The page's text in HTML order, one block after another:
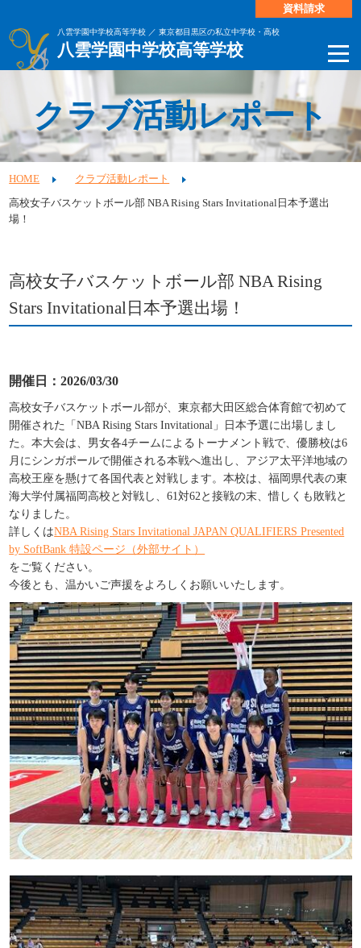
八雲学園中学校高等学校 ／ 東京都目黒区の私立中学校・高校
八雲学園中学校高等学校
資料請求
クラブ活動レポート
HOME クラブ活動レポート
高校女子バスケットボール部 NBA Rising Stars Invitational日本予選出
場！
高校女子バスケットボール部 NBA Rising
Stars Invitational日本予選出場！
開催日：2026/03/30
高校女子バスケットボール部が、東京都大田区総合体育館で初めて
開催された「NBA Rising Stars Invitational 」日本予選に出場しまし
た。本大会は、男女各4チームによるトーナメント戦で、優勝校は6
月にシンガポールで開催される本戦へ進出し、アジア太平洋地域の
高校王座を懸けて各国代表と対戦します。本校は、福岡県代表の東
海大学付属福岡高校と対戦し、61対62と接戦の末、惜しくも敗戦と
なりました。
詳しくはNBA Rising Stars Invitational JAPAN QUALIFIERS Presented
by SoftBank特設ページ（外部サイト）
をご覧ください。
今後とも、温かいご声援をよろしくお願いいたします。